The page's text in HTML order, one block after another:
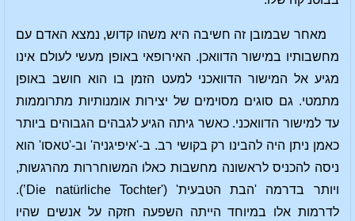
מאחר שבמובן זה חשיבה היא משהו קדוש, נמצא האדם עם
מחשבותיו במישור הדוואכן. האירופאי באופן מעשי לעולם אינו
מגיע אל המישור הדוואכני למעט הזמן בו הוא חושב באופן
מתמטי. גם סוגים מסוימים של יצירות אומנותיות מתרוממות
עד למישור הדוואכני. כאשר גיתה הגיע לגבהים הגבוהים ביותר
כאמן ניתן היה להבינו רק בקושי רב. ב-'איפיגניה' וב-'טאסו' הוא
ניסה להכניס לראשונה מחשבות כאלו המשוחררות מהרגשות,
ויותר בדרמה 'הבת הטבעית' ('Die natürliche Tochter’).
לדרמות אלו במיוחד הייתה השפעה חזקה על אנשים שהיו